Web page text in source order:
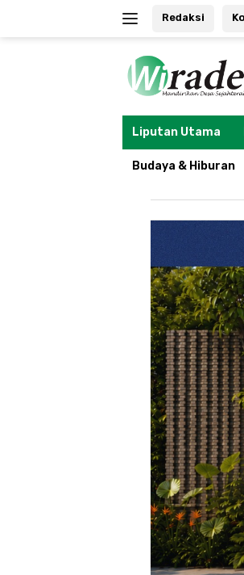
Redaksi
Liputan Utama
Budaya & Hiburan